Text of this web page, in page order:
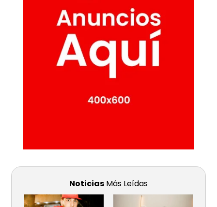
Noticias Más Leídas